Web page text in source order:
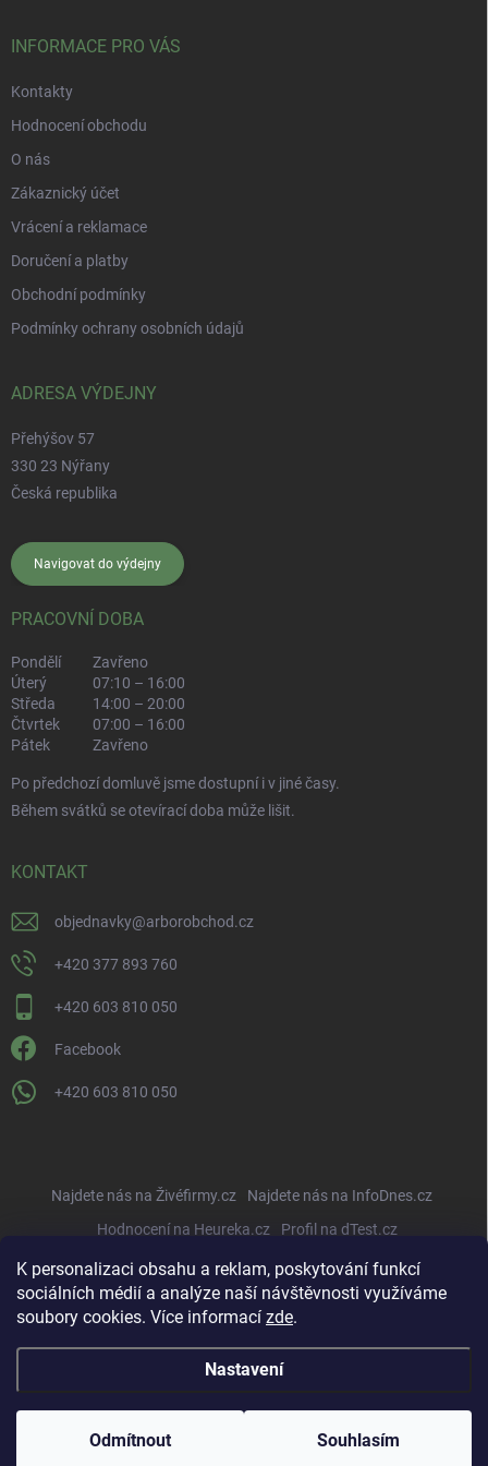
K personalizaci obsahu a reklam, poskytování funkcí
sociálních médií a analýze naší návštěvnosti využíváme
soubory cookies. Více informací zde.
Nastavení
Odmítnout Souhlasím
INFORMACE PRO VÁS
Kontakty
Hodnocení obchodu
O nás
Zákaznický účet
Vrácení a reklamace
Doručení a platby
Obchodní podmínky
Podmínky ochrany osobních údajů
ADRESA VÝDEJNY
Přehýšov 57
330 23 Nýřany
Česká republika
Navigovat do výdejny
PRACOVNÍ DOBA
Pondělí
Zavřeno
Úterý
07:10 – 16:00
Středa
14:00 – 20:00
Čtvrtek
07:00 – 16:00
Pátek
Zavřeno
Po předchozí domluvě jsme dostupní i v jiné časy.
Během svátků se otevírací doba může lišit.
KONTAKT
objednavky@arborobchod.cz
+420 377 893 760
+420 603 810 050
Facebook
+420 603 810 050
Najdete nás na Živéfirmy.cz
Najdete nás na InfoDnes.cz
Hodnocení na Heureka.cz
Profil na dTest.cz
Copyright 2026ARBORISTICKÁ OBCHODNÍ s.r.o.. Všechna práva vyhrazena.
Upravit nastavení cookies